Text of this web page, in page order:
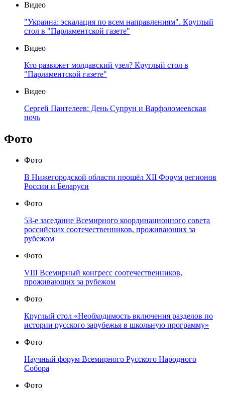
Видео
"Украина: эскалация по всем направлениям". Круглый
стол в "Парламентской газете"
Видео
Кто развяжет молдавский узел? Круглый стол в
"Парламентской газете"
Видео
Сергей Пантелеев: День Супрун и Варфоломеевская
ночь
Фото
Фото
В Нижегородской области прошёл XII Форум регионов
России и Беларуси
Фото
53-е заседание Всемирного координационного совета
российских соотечественников, проживающих за
рубежом
Фото
VIII Всемирный конгресс соотечественников,
проживающих за рубежом
Фото
Круглый стол «Необходимость включения разделов по
истории русского зарубежья в школьную программу»
Фото
Научный форум Всемирного Русского Народного
Собора
Фото